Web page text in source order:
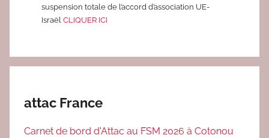
suspension totale de l’accord d’association UE-
IsraëlCLIQUER ICI
attac France
Carnet de bord d'Attac au FSM 2026 à Cotonou